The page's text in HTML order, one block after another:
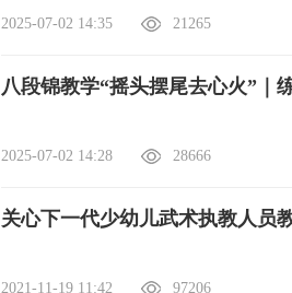
2025-07-02 14:35 21265
八段锦教学“摇头摆尾去心火”｜
2025-07-02 14:28 28666
关心下一代少幼儿武术执教人员
2021-11-19 11:42 97206